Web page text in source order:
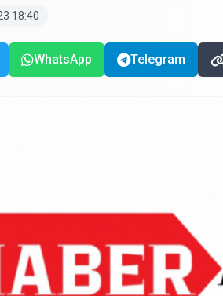
18:40
WhatsApp Telegram